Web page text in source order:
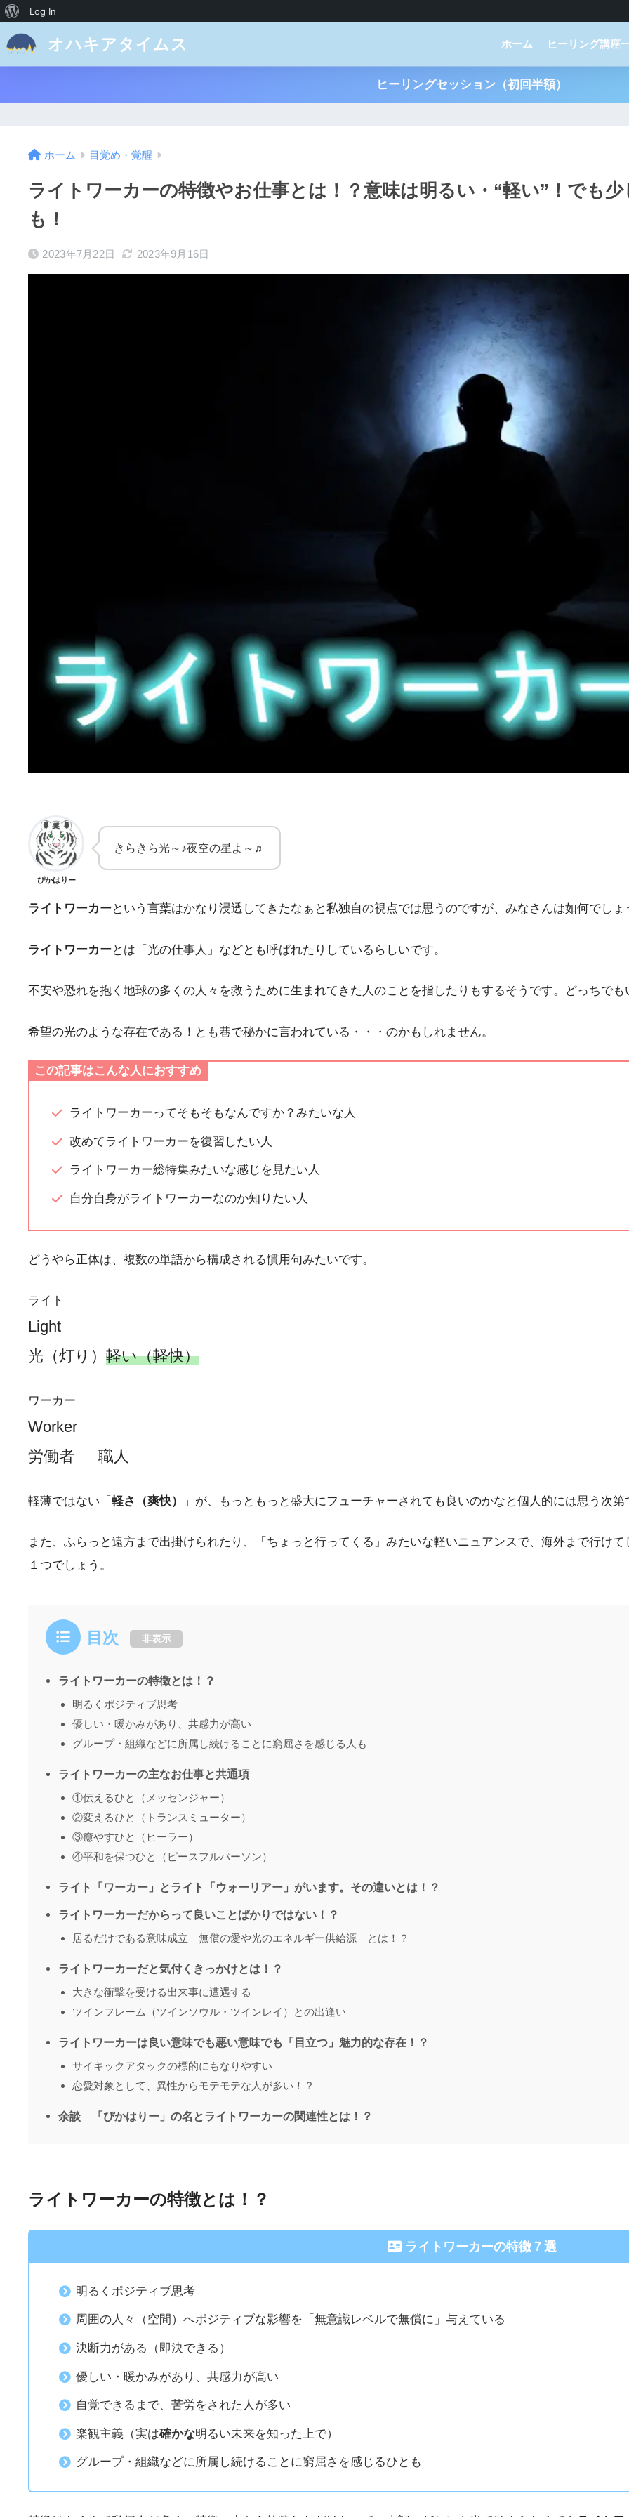
Log In
オハキアタイムス ホーム ヒーリング講座
ヒーリングセッション（初回半額）
ホーム 目覚め・覚醒
ライトワーカーの特徴やお仕事とは！？意味は明るい・“軽い”！でも
も！
2023年7月22日 2023年9月16日
ぴかはりー
きらきら光～♪夜空の星よ～♬
ライトワーカーという言葉はかなり浸透してきたなぁと私独自の視点では思うのですが、みなさんは如何でしょ
ライトワーカーとは「光の仕事人」などとも呼ばれたりしているらしいです。
不安や恐れを抱く地球の多くの人々を救うために生まれてきた人のことを指したりもするそうです。どっちで
希望の光のような存在である！とも巷で秘かに言われている・・・のかもしれません。
この記事はこんな人におすすめ
ライトワーカーってそもそもなんですか？みたいな人
改めてライトワーカーを復習したい人
ライトワーカー総特集みたいな感じを見たい人
自分自身がライトワーカーなのか知りたい人
どうやら正体は、複数の単語から構成される慣用句みたいです。
ライト
Light
光（灯り） 軽い（軽快）
ワーカー
Worker
労働者 職人
軽薄ではない「 軽さ（爽快） 」が、もっともっと盛大にフューチャーされても良いのかなと個人的には思う次第
また、ふらっと遠方まで出掛けられたり、「ちょっと行ってくる」みたいな軽いニュアンスで、海外まで行け
１つでしょう。
目次 非表示
ライトワーカーの特徴とは！？
明るくポジティブ思考
優しい・暖かみがあり、共感力が高い
グループ・組織などに所属し続けることに窮屈さを感じる人も
ライトワーカーの主なお仕事と共通項
①伝えるひと（メッセンジャー）
②変えるひと（トランスミューター）
③癒やすひと（ヒーラー）
④平和を保つひと（ピースフルパーソン）
ライト「ワーカー」とライト「ウォーリアー」がいます。その違いとは！？
ライトワーカーだからって良いことばかりではない！？
居るだけである意味成立 無償の愛や光のエネルギー供給源 とは！？
ライトワーカーだと気付くきっかけとは！？
大きな衝撃を受ける出来事に遭遇する
ツインフレーム（ツインソウル・ツインレイ）との出逢い
ライトワーカーは良い意味でも悪い意味でも「目立つ」魅力的な存在！？
サイキックアタックの標的にもなりやすい
恋愛対象として、異性からモテモテな人が多い！？
余談 「ぴかはりー」の名とライトワーカーの関連性とは！？
ライトワーカーの特徴とは！？
ライトワーカーの特徴７選
明るくポジティブ思考
周囲の人々（空間）へポジティブな影響を「無意識レベルで無償に」与えている
決断力がある（即決できる）
優しい・暖かみがあり、共感力が高い
自覚できるまで、苦労をされた人が多い
楽観主義（実は確かな明るい未来を知った上で）
グループ・組織などに所属し続けることに窮屈さを感じるひとも